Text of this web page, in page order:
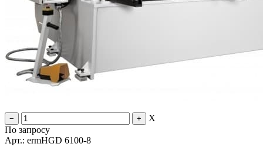
X
По запросу
Арт.: ermHGD 6100-8